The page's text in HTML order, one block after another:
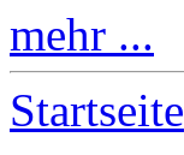
mehr ...
Startseite